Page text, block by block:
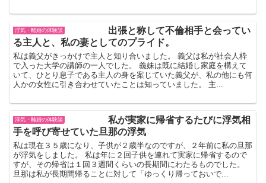
浮気・離婚の体験談
出張と称して不倫相手と会ってい
る主人と、私の妻としてのプライド。
私は義父がきっかけで主人と知り合いました。 義父は私が社会人枠
で入った大学の講師の一人でした。 義妹は既に結婚し家庭を構えて
いて、ひとり息子である主人の身を案じていた義父が、私の他にも何
人かの女性に引き合わせていたことは知っていました。 主...
浮気・離婚の体験談
私が実家に帰省するたびに浮気相
手を呼び寄せていた旦那の浮気
私は現在３５歳になり、子供が２歳半なのですが、２年前に私の旦那
が浮気をしました。 私は年に２回子供を連れて実家に帰省するので
すが、その帰省は１回３週間くらいの長期間にわたるものでした。
旦那は私が長期間帰ることに対して「ゆっくり帰っておいで...